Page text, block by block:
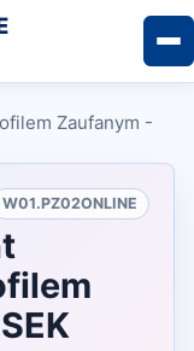
Zaufanym -
W01.PZ02ONLINE